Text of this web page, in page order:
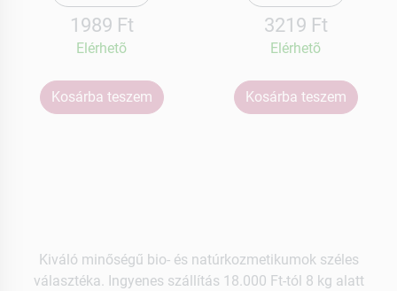
1989 Ft
Elérhetõ
Kosárba teszem
3219 Ft
Elérhetõ
Kosárba teszem
Kiváló minőségű bio- és natúrkozmetikumok széles
választéka. Ingyenes szállítás 18.000 Ft-tól 8 kg alatt